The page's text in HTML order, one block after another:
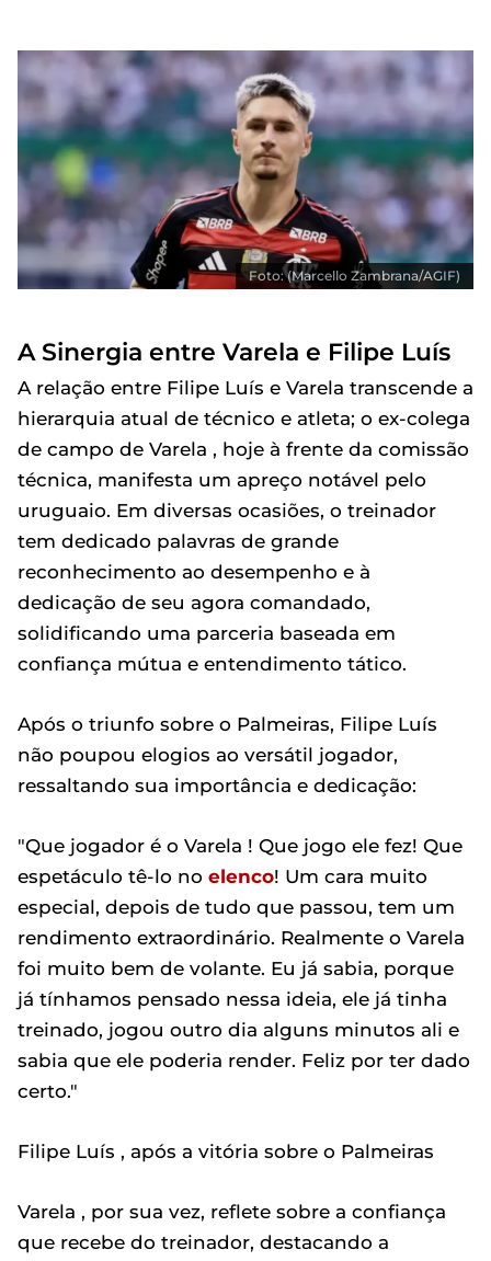
Foto: (Marcello Zambrana/AGIF)
A Sinergia entre Varela e Filipe Luís
A relação entre Filipe Luís e Varela transcende a
hierarquia atual de técnico e atleta; o ex-colega
de campo de Varela , hoje à frente da comissão
técnica, manifesta um apreço notável pelo
uruguaio. Em diversas ocasiões, o treinador
tem dedicado palavras de grande
reconhecimento ao desempenho e à
dedicação de seu agora comandado,
solidificando uma parceria baseada em
confiança mútua e entendimento tático.
Após o triunfo sobre o Palmeiras, Filipe Luís
não poupou elogios ao versátil jogador,
ressaltando sua importância e dedicação:
"Que jogador é o Varela ! Que jogo ele fez! Que
espetáculo tê-lo no elenco! Um cara muito
especial, depois de tudo que passou, tem um
rendimento extraordinário. Realmente o Varela
foi muito bem de volante. Eu já sabia, porque
já tínhamos pensado nessa ideia, ele já tinha
treinado, jogou outro dia alguns minutos ali e
sabia que ele poderia render. Feliz por ter dado
certo."
Filipe Luís , após a vitória sobre o Palmeiras
Varela , por sua vez, reflete sobre a confiança
que recebe do treinador, destacando a